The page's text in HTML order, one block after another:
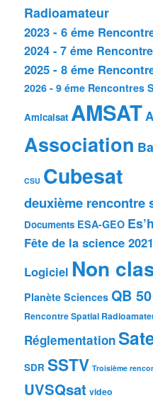
Radioamateur
2023 - 6 éme
2024 - 7 éme
2025 - 8 éme
2026 - 9 éme Rencontres
Amicalsat AMSAT
Association
CSU Cubesat
deuxième rencontre
Documents ESA-GEO
Fête de la science 2021
Logiciel Non
Planète Sciences QB 50
Rencontre Spatial
Réglementation
SDR SSTV Troisième
UVSQsat video